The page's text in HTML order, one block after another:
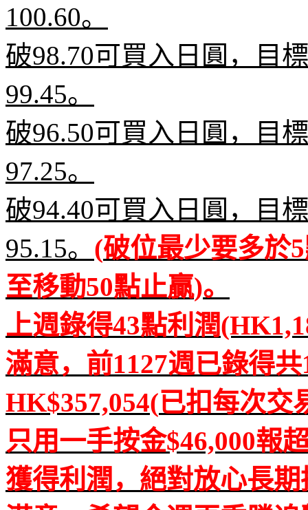
100.60。
破98.70可買入日圓，目
99.45。
破96.50可買入日圓，目
97.25。
破94.40可買入日圓，目
95.15。 (破位最少要多於5
至移動50點止贏)。
上週錄得43點利潤
滿意，前1127週已錄得共
HK$357,054(已扣每次交
只用一手按金$46,000報
獲得利潤，絕對放心長